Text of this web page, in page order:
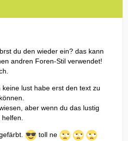
du den wieder ein? das kann
andren Foren-Stil verwendet!
lust habe erst den text zu
aber wenn du das lustig
toll ne